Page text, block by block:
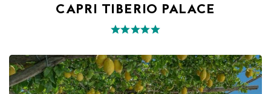
CAPRI TIBERIO PALACE